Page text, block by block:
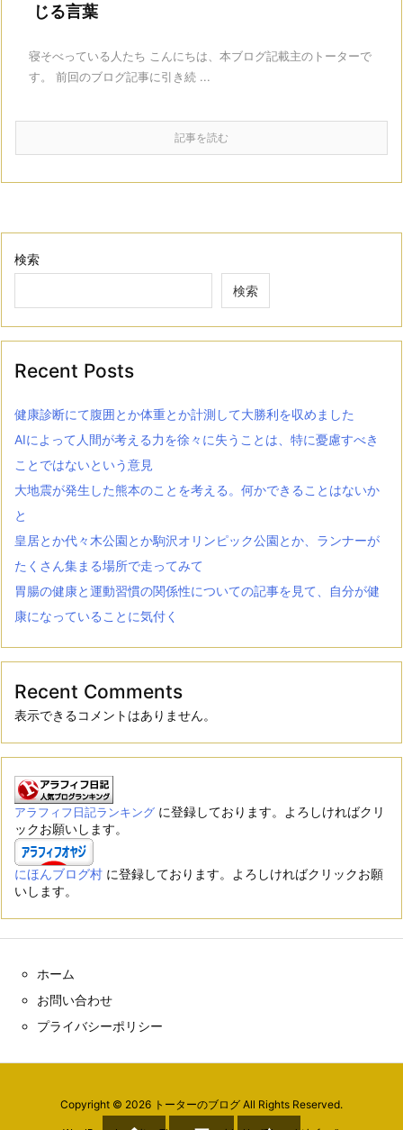
じる言葉
寝そべっている人たち こんにちは、本ブログ記載主のトーターで
す。 前回のブログ記事に引き続 ...
記事を読む
検索
検索
Recent Posts
健康診断にて腹囲とか体重とか計測して大勝利を収めました
AIによって人間が考える力を徐々に失うことは、特に憂慮すべき
ことではないという意見
大地震が発生した熊本のことを考える。何かできることはないか
と
皇居とか代々木公園とか駒沢オリンピック公園とか、ランナーが
たくさん集まる場所で走ってみて
胃腸の健康と運動習慣の関係性についての記事を見て、自分が健
康になっていることに気付く
Recent Comments
表示できるコメントはありません。
アラフィフ日記ランキング に登録しております。よろしければクリ
ックお願いします。
にほんブログ村 に登録しております。よろしければクリックお願
いします。
ホーム
お問い合わせ
プライバシーポリシー
Copyright © 2026 トーターのブログ All Rights Reserved.